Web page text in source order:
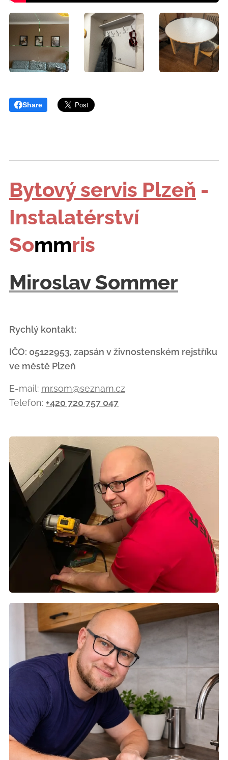
Share
Bytový servis Plzeň -
Instalatérství
Sommris
Miroslav Sommer
Rychlý kontakt:
IČO: 05122953, zapsán v živnostenském rejstříku
ve městě Plzeň
E-mail: mr.som@seznam.cz
Telefon: +420 720 757 047